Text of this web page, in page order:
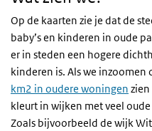
Op de kaarten zie je dat de
baby’s en kinderen in oude
er in steden een hogere
kinderen is. Als we inzoomen
km2 in oudere woningen
kleurt in wijken met veel
Zoals bijvoorbeeld de wijk